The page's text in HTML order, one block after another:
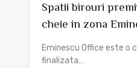
Spatii birouri
cheie in zona
Eminescu Office este o
finalizata…